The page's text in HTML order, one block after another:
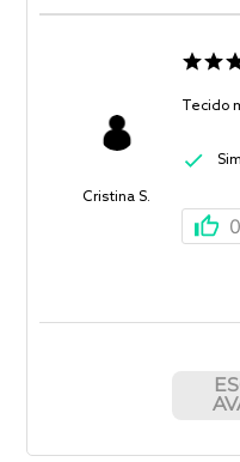
Cristina S.
Tecido
0